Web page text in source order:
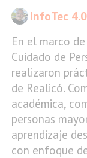
En el marco
Cuidado de
realizaron
de Realicó.
académica,
personas
aprendizaje
con enfoque
InfoTec 4.0